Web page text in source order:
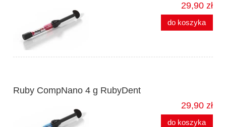
29,90 zł
do koszyka
Ruby CompNano 4 g RubyDent
29,90 zł
do koszyka